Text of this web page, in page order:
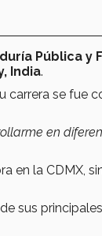
Pública y
India.
carrera se fue
en
en la CDMX,
sus